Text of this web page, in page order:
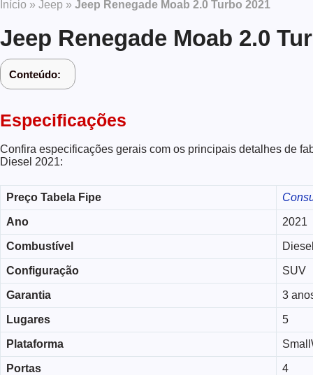
Início » Jeep » Jeep Renegade Moab 2.0 Turbo 2021
Jeep Renegade Moab 2.0
Conteúdo:
Especificações
Confira especificações gerais com os principais detalhes de
Diesel 2021:
Preço Tabela Fipe
Ano 2021
Combustível Diesel
Configuração SUV
Garantia 3
Lugares 5
Plataforma
Portas 4